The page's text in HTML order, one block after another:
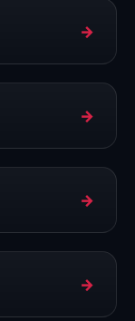
→
→
→
→